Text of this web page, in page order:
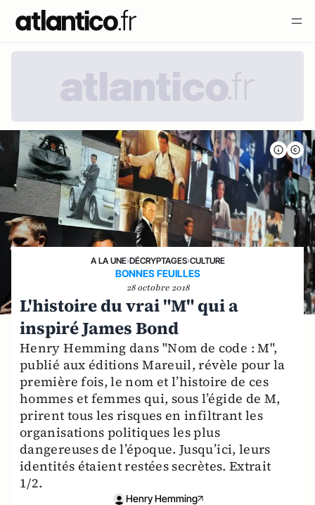
A LA UNE›DÉCRYPTAGES›CULTURE
BONNES FEUILLES
28 octobre 2018
L'histoire du vrai "M" qui a
inspiré James Bond
Henry Hemming dans "Nom de code : M",
publié aux éditions Mareuil, révèle pour la
première fois, le nom et l’histoire de ces
hommes et femmes qui, sous l’égide de M,
prirent tous les risques en infiltrant les
organisations politiques les plus
dangereuses de l’époque. Jusqu’ici, leurs
identités étaient restées secrètes. Extrait
1/2.
Henry Hemming